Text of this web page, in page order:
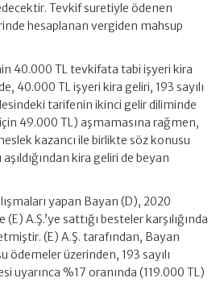
Tevkif suretiyle ödenen
hesaplanan vergiden mahsup
40.000 TL tevkifata tabi işyeri kira
40.000 TL işyeri kira geliri, 193 sayılı
tarifenin ikinci gelir diliminde
49.000 TL) aşmamasına rağmen,
kazancı ile birlikte söz konusu
kira geliri de beyan
yapan Bayan (D), 2020
A.Ş.’ye sattığı besteler karşılığında
(E) A.Ş. tarafından, Bayan
ödemeler üzerinden, 193 sayılı
uyarınca %17 oranında (119.000 TL)